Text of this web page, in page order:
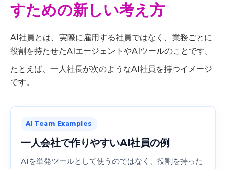
すための新しい考え方
AI社員とは、実際に雇用する社員ではなく、業務ごとに
役割を持たせたAIエージェントやAIツールのことです。
たとえば、一人社長が次のようなAI社員を持つイメージ
です。
AI Team Examples
一人会社で作りやすいAI社員の例
AIを単発ツールとして使うのではなく、役割を持った